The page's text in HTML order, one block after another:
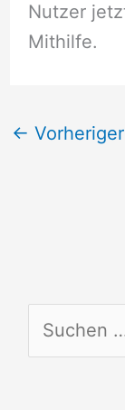
Nutzer
Mithilfe.
←
u